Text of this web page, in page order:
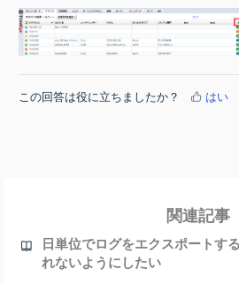
この回答は役に立ちましたか？ はい
関連記事
日単位でログをエクスポートす
れないようにしたい